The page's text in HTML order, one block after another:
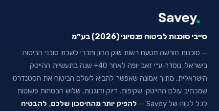
סייבי סוכנות לביטוח פנסיוני (2026) בע״מ
— סוכנות מורשה מטעם רשות שוק ההון וחברי לשכת סוכני הביטוח
בישראל. נוסדה ע״י זאב יופה לאחר 40+ שנה בתעשיית ההייטק
הישראלית, מתוך אמונה שאפשר להביא לעולם הביטוח את הסטנדרט
שמכתיב עולם ההייטק: שקיפות, דיוק והוגנות. שלוש הבטחות פשוטות
לכל לקוח של Savey —
להפיק יותר מהחיסכון שלכם, להבטיח